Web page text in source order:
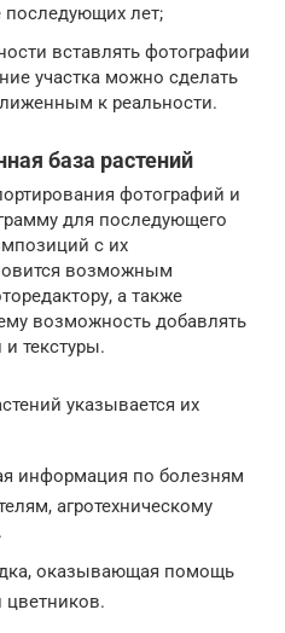
последующих лет;
вставлять фотографии
участка можно сделать
к реальности.
база растений
фотографий и
для последующего
с их
возможным
а также
возможность добавлять
текстуры.
указывается их
информация по болезням
агротехническому
оказывающая помощь